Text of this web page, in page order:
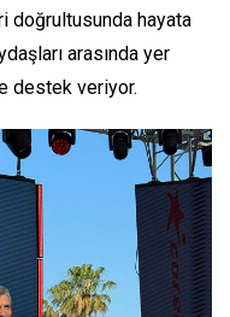
doğrultusunda hayata
arasında yer
destek veriyor.